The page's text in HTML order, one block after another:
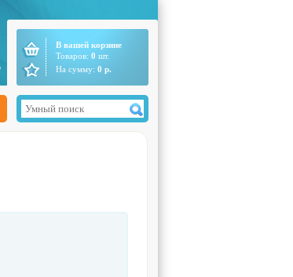
В вашей корзине
Товаров: 0 шт.
На сумму: 0 р.